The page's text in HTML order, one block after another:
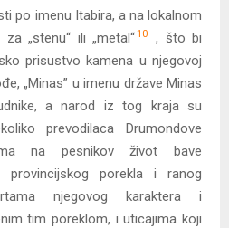
po imenu Itabira, a na lokalnom
„stenu“ ili „metal“10
, što bi
prisustvo kamena u njegovoj
„Minas” u imenu države Minas
a narod iz tog kraja su
prevodilaca Drumondove
na pesnikov život bave
provincijskog porekla i ranog
njegovog karaktera i
tim poreklom, i uticajima koji